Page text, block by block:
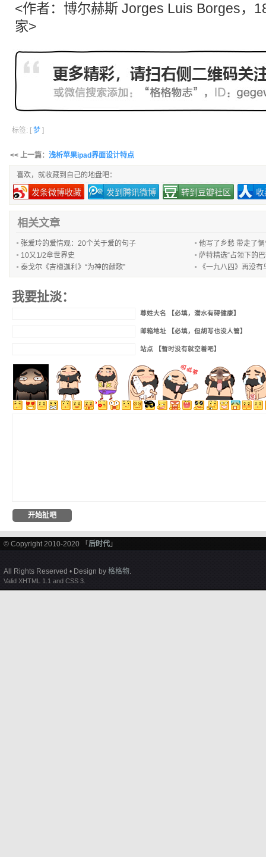
<作者：博尔赫斯 Jorges Luis Borges，
家>
标签: [ 梦 ]
<< 上一篇： 浅析苹果ipad界面设计特点
喜欢，就收藏到自己的地盘吧：
发条微博收藏 发到腾讯微博 转到豆瓣社区
相关文章
张爱玲的爱情观：20个关于爱的句子
他写了乡愁 带走了
10又1/2章世界史
萨特精选“占领下的巴
泰戈尔《吉檀迦利》“为神的献歌”
《一九八四》再没有
我要扯淡：
尊姓大名 【必填，潜水有碍健康】
邮箱地址 【必填，但胡写也没人管】
站点 【暂时没有就空着吧】
© Copyright 2010-2020 「 后时代 」
All Rights Reserved • Design by 格格物.
Valid XHTML 1.1 and CSS 3.